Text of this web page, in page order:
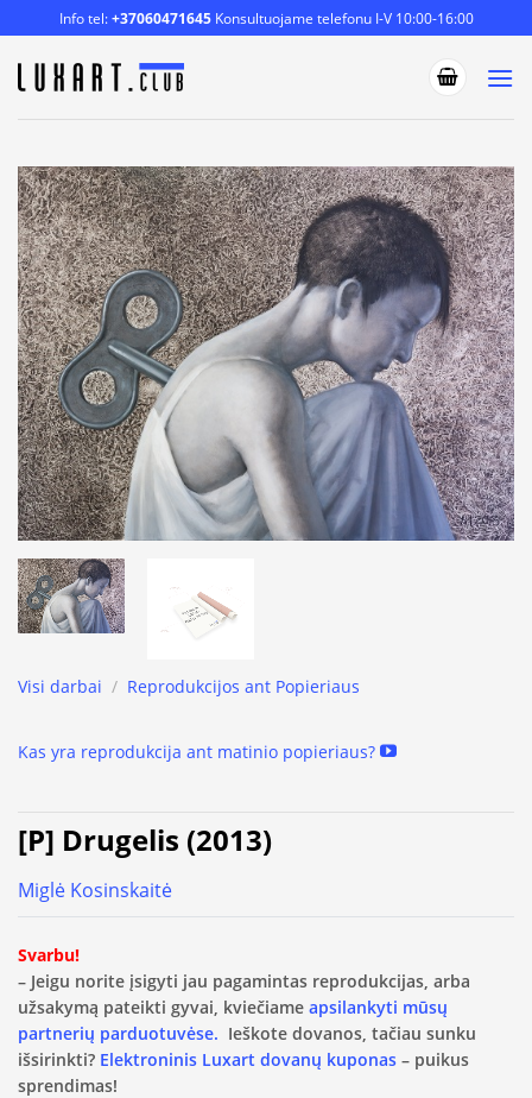
to
content
Info tel:+37060471645Konsultuojame telefonu I-V 10:00-16:00
Visi darbai / Reprodukcijos ant Popieriaus
Kas yra reprodukcija ant matinio popieriaus?
[P] Drugelis (2013)
Miglė Kosinskaitė
Svarbu!
– Jeigu norite įsigyti jau pagamintas reprodukcijas, arba
užsakymą pateikti gyvai, kviečiame apsilankyti mūsų
partnerių parduotuvėse. Ieškote dovanos, tačiau sunku
išsirinkti? Elektroninis Luxart dovanų kuponas – puikus
sprendimas!